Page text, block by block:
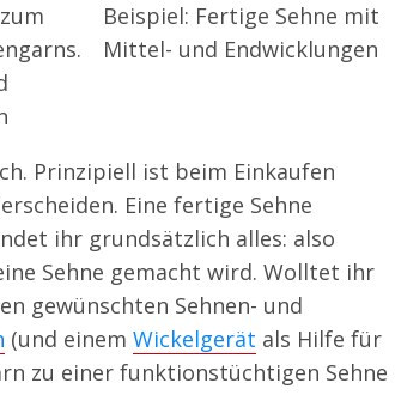
Beispiel: Fertige Sehne mit
Mittel- und Endwicklungen
Prinzipiell ist beim Einkaufen
Eine fertige Sehne
ihr grundsätzlich alles: also
Sehne gemacht wird. Wolltet ihr
gewünschten Sehnen- und
(und einem Wickelgerät als Hilfe für
zu einer funktionstüchtigen Sehne